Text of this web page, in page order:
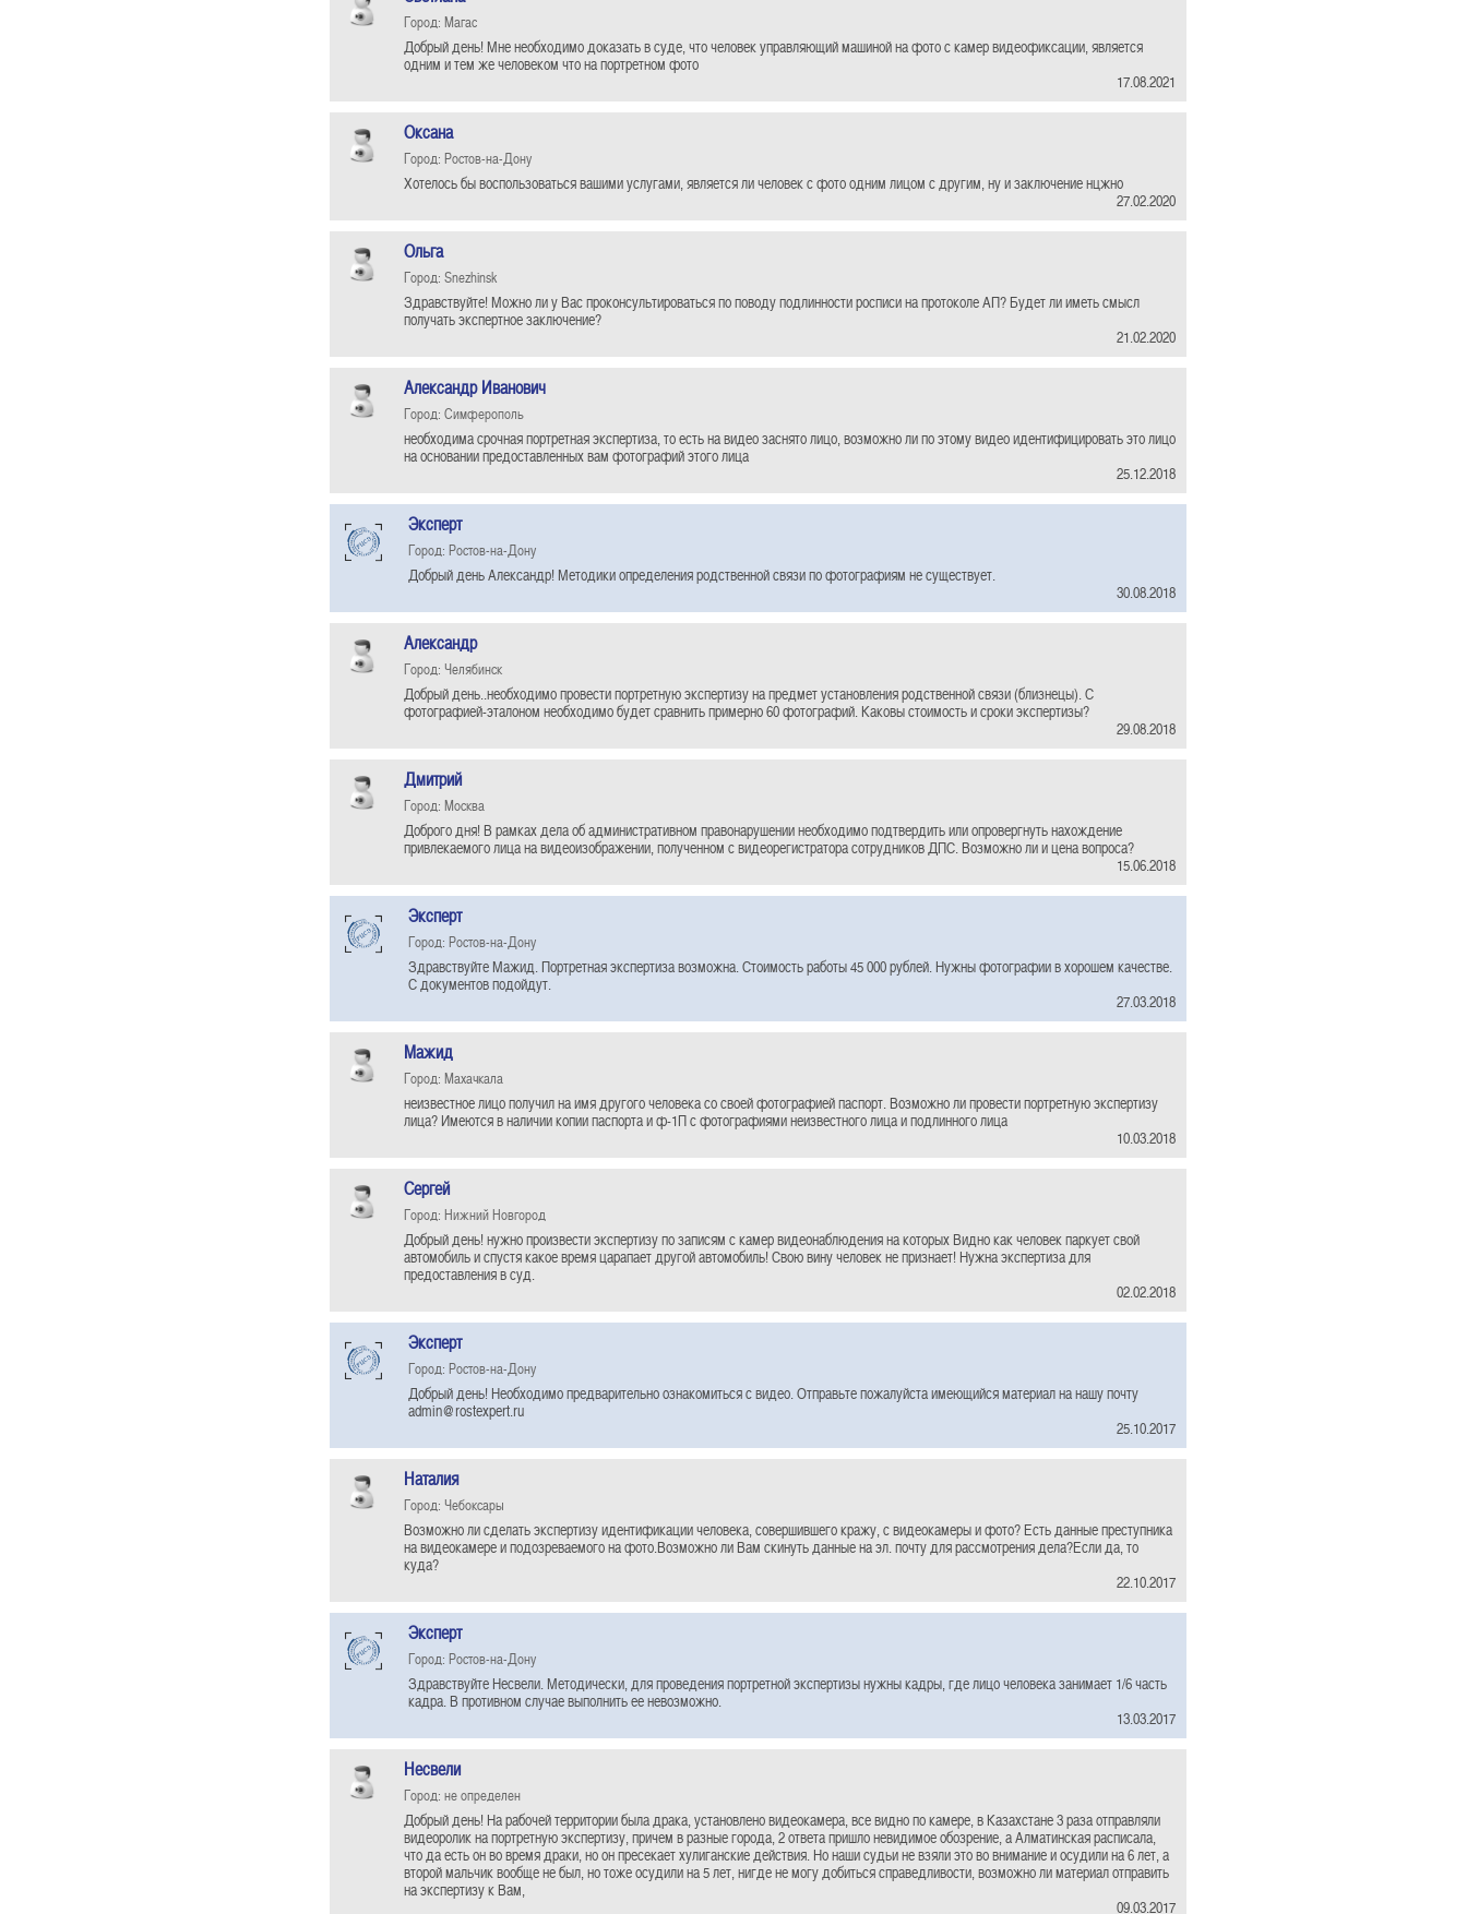
Город: Магас
Добрый день! Мне необходимо доказать в суде, что человек управляющий машиной на фото с камер видеофиксации, является
одним и тем же человеком что на портретном фото
17.08.2021
Оксана
Город: Ростов-на-Дону
Хотелось бы воспользоваться вашими услугами, является ли человек с фото одним лицом с другим, ну и заключение нцжно
27.02.2020
Ольга
Город: Snezhinsk
Здравствуйте! Можно ли у Вас проконсультироваться по поводу подлинности росписи на протоколе АП? Будет ли иметь смысл
получать экспертное заключение?
21.02.2020
Александр Иванович
Город: Симферополь
необходима срочная портретная экспертиза, то есть на видео заснято лицо, возможно ли по этому видео идентифицировать это лицо
на основании предоставленных вам фотографий этого лица
25.12.2018
Эксперт
Город: Ростов-на-Дону
Добрый день Александр! Методики определения родственной связи по фотографиям не существует.
30.08.2018
Александр
Город: Челябинск
Добрый день..необходимо провести портретную экспертизу на предмет установления родственной связи (близнецы). С
фотографией-эталоном необходимо будет сравнить примерно 60 фотографий. Каковы стоимость и сроки экспертизы?
29.08.2018
Дмитрий
Город: Москва
Доброго дня! В рамках дела об административном правонарушении необходимо подтвердить или опровергнуть нахождение
привлекаемого лица на видеоизображении, полученном с видеорегистратора сотрудников ДПС. Возможно ли и цена вопроса?
15.06.2018
Эксперт
Город: Ростов-на-Дону
Здравствуйте Мажид. Портретная экспертиза возможна. Стоимость работы 45 000 рублей. Нужны фотографии в хорошем качестве.
С документов подойдут.
27.03.2018
Мажид
Город: Махачкала
неизвестное лицо получил на имя другого человека со своей фотографией паспорт. Возможно ли провести портретную экспертизу
лица? Имеются в наличии копии паспорта и ф-1П с фотографиями неизвестного лица и подлинного лица
10.03.2018
Сергей
Город: Нижний Новгород
Добрый день! нужно произвести экспертизу по записям с камер видеонаблюдения на которых Видно как человек паркует свой
автомобиль и спустя какое время царапает другой автомобиль! Свою вину человек не признает! Нужна экспертиза для
предоставления в суд.
02.02.2018
Эксперт
Город: Ростов-на-Дону
Добрый день! Необходимо предварительно ознакомиться с видео. Отправьте пожалуйста имеющийся материал на нашу почту
admin@rostexpert.ru
25.10.2017
Наталия
Город: Чебоксары
Возможно ли сделать экспертизу идентификации человека, совершившего кражу, с видеокамеры и фото? Есть данные преступника
на видеокамере и подозреваемого на фото.Возможно ли Вам скинуть данные на эл. почту для рассмотрения дела?Если да, то
куда?
22.10.2017
Эксперт
Город: Ростов-на-Дону
Здравствуйте Несвели. Методически, для проведения портретной экспертизы нужны кадры, где лицо человека занимает 1/6 часть
кадра. В противном случае выполнить ее невозможно.
13.03.2017
Несвели
Город: не определен
Добрый день! На рабочей территории была драка, установлено видеокамера, все видно по камере, в Казахстане 3 раза отправляли
видеоролик на портретную экспертизу, причем в разные города, 2 ответа пришло невидимое обозрение, а Алматинская расписала,
что да есть он во время драки, но он пресекает хулиганские действия. Но наши судьи не взяли это во внимание и осудили на 6 лет, а
второй мальчик вообще не был, но тоже осудили на 5 лет, нигде не могу добиться справедливости, возможно ли материал отправить
на экспертизу к Вам,
09.03.2017